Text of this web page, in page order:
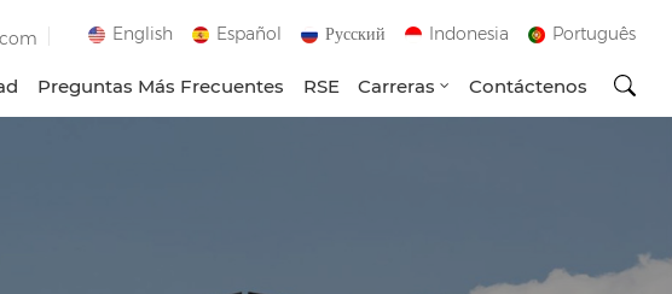
English Español Русский Indonesia Português
Preguntas Más Frecuentes RSE Carreras Contáctenos